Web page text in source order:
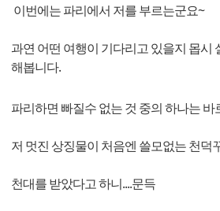
이번에는 파리에서 저를 부르는군요~
과연 어떤 여행이 기다리고 있을지 몹시
해봅니다.
파리하면 빠질수 없는 것 중의 하나는 바
저 멋진 상징물이 처음엔 쓸모없는 천덕
천대를 받았다고 하니....문득